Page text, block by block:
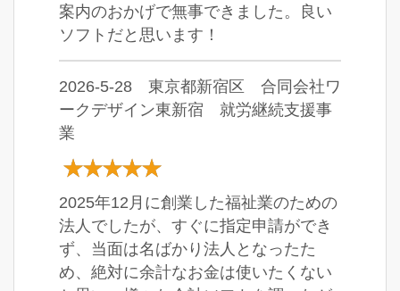
案内のおかげで無事できました。良い
ソフトだと思います！
2026-5-28 東京都新宿区 合同会社ワ
ークデザイン東新宿 就労継続支援事
業
2025年12月に創業した福祉業のための
法人でしたが、すぐに指定申請ができ
ず、当面は名ばかり法人となったた
め、絶対に余計なお金は使いたくない